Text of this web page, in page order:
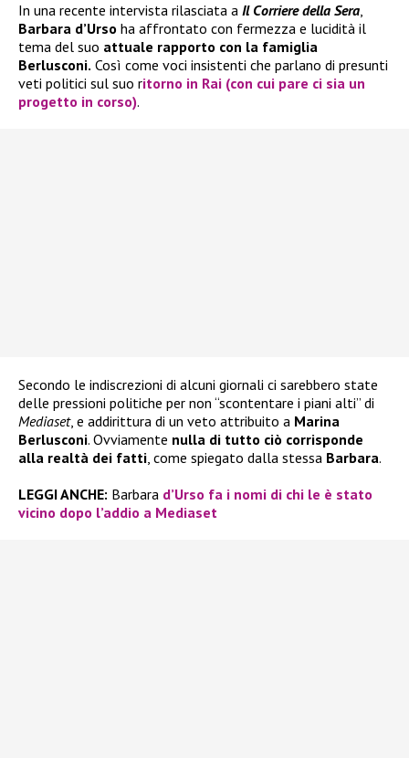
In una recente intervista rilasciata a Il Corriere della Sera,
Barbara d’Urso ha affrontato con fermezza e lucidità il
tema del suo attuale rapporto con la famiglia
Berlusconi. Così come voci insistenti che parlano di presunti
veti politici sul suo ritorno in Rai (con cui pare ci sia un
progetto in corso).
Secondo le indiscrezioni di alcuni giornali ci sarebbero state
delle pressioni politiche per non “scontentare i piani alti” di
Mediaset, e addirittura di un veto attribuito a Marina
Berlusconi. Ovviamente nulla di tutto ciò corrisponde
alla realtà dei fatti, come spiegato dalla stessa Barbara.
LEGGI ANCHE: Barbara d’Urso fa i nomi di chi le è stato
vicino dopo l’addio a Mediaset